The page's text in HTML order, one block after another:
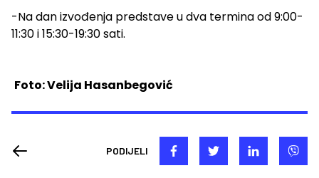
-Na dan izvođenja predstave u dva termina od 9:00-
11:30 i 15:30-19:30 sati.
Foto: Velija Hasanbegović
PODIJELI